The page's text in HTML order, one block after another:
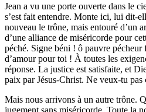
Jean a vu une porte ouverte dans le
s’est fait entendre. Monte ici, lui dit-
nouveau le trône, mais entouré d’un
d’une alliance de miséricorde pour
péché. Signe béni ! ô pauvre pécheur
d’amour pour toi ! À toutes les
réponse. La justice est satisfaite, et
paix par Jésus-Christ. Ne veux-tu
Mais nous arrivons à un autre trône.
jugement sans miséricorde. Toute la